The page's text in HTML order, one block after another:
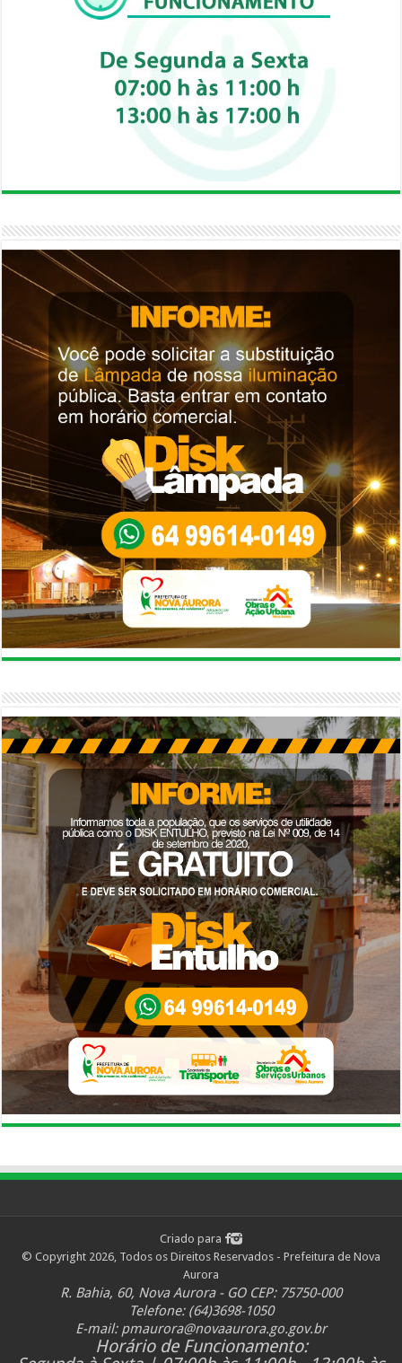
Criado para
© Copyright 2026, Todos os Direitos Reservados - Prefeitura de Nova
Aurora
R. Bahia, 60, Nova Aurora - GO CEP: 75750-000
Telefone: (64)3698-1050
E-mail: pmaurora@novaaurora.go.gov.br
Horário de Funcionamento: